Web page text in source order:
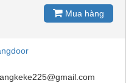
Mua hàng